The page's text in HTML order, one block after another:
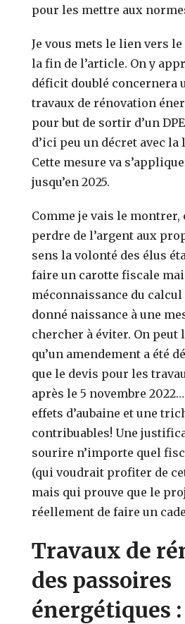
pour les mettre aux
Je vous mets le lien vers
la fin de l’article. On y
déficit doublé concernera
travaux de rénovation
pour but de sortir d’un
d’ici peu un décret avec la
Cette mesure va
jusqu’en 2025.
Comme je vais le montrer,
perdre de l’argent aux
sens la volonté des élus
faire un carotte fiscale
méconnaissance du
donné naissance à une
chercher à éviter. On
qu’un amendement a été
que le devis pour les
après le 5 novembre
effets d’aubaine et une
contribuables! Une
sourire n’importe quel
(qui voudrait profiter de
mais qui prouve que le
réellement de faire un
Travaux de
des passoires
énergétiques